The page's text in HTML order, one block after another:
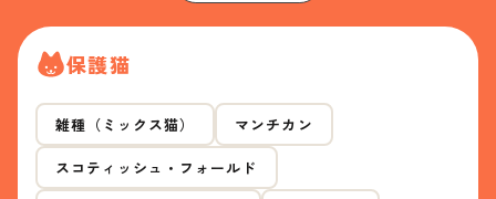
保護猫
雑種（ミックス猫） マンチカン
スコティッシュ・フォールド